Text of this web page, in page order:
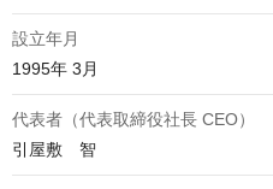
設立年月
1995年 3月
代表者（代表取締役社長 CEO）
引屋敷　智